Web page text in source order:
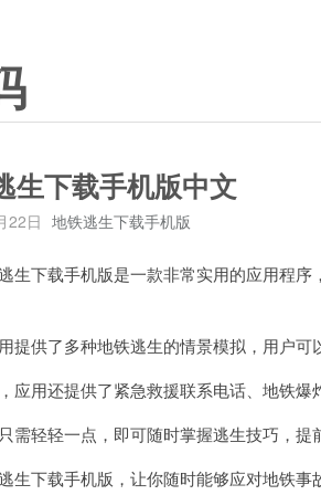
生下载手机版中文
22日 地铁逃生下载手机版
下载手机版是一款非常实用的应用程序
供了多种地铁逃生的情景模拟，用户可
用还提供了紧急救援联系电话、地铁爆
轻轻一点，即可随时掌握逃生技巧，提
下载手机版，让你随时能够应对地铁事